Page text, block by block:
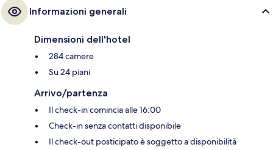
Informazioni generali
Dimensioni dell'hotel
284 camere
Su 24 piani
Arrivo/partenza
Il check-in comincia alle 16:00
Check-in senza contatti disponibile
Il check-out posticipato è soggetto a disponibilità